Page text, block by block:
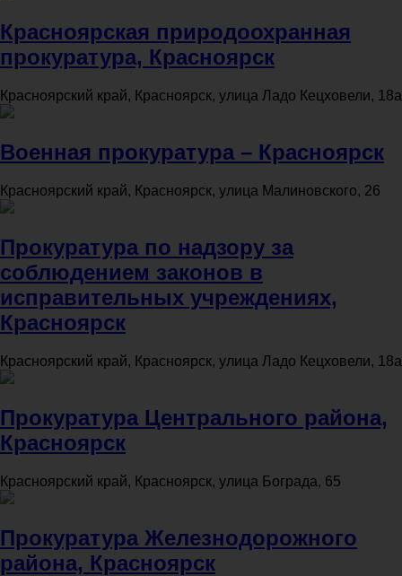
Красноярская природоохранная
прокуратура, Красноярск
Красноярский край, Красноярск, улица Ладо Кецховели, 18а
Военная прокуратура – Красноярск
Красноярский край, Красноярск, улица Малиновского, 26
Прокуратура по надзору за
соблюдением законов в
исправительных учреждениях,
Красноярск
Красноярский край, Красноярск, улица Ладо Кецховели, 18а
Прокуратура Центрального района,
Красноярск
Красноярский край, Красноярск, улица Бограда, 65
Прокуратура Железнодорожного
района, Красноярск